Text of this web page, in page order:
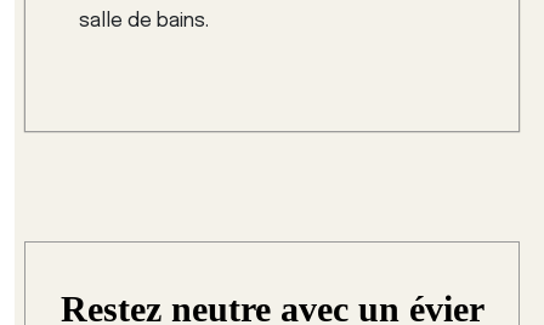
salle de bains.
Restez neutre avec un évier